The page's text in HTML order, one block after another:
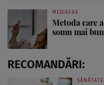
MEDIAFAX
Metoda care
somn mai
RECOMANDĂRI:
SĂNĂTATE